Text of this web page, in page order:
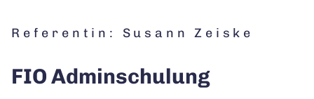
Referentin: Susann Zeiske
FIO Adminschulung